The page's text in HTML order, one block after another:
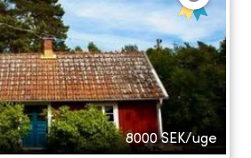
8000 SEK/uge